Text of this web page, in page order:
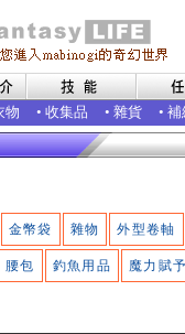
物 • 收集品 • 雜貨 • 補
金幣袋 雜物 外型卷軸
腰包 釣魚用品 魔力賦